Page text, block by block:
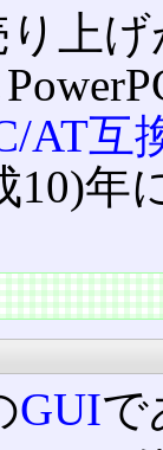
り上
AT互
10)年
GUIで